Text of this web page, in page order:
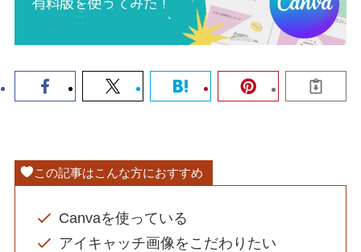
この記事はこんな方におすすめ
Canvaを使っている
アイキャッチ画像をこだわりたい